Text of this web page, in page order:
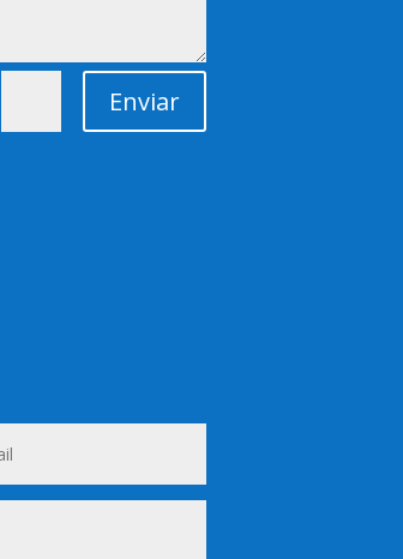
Enviar